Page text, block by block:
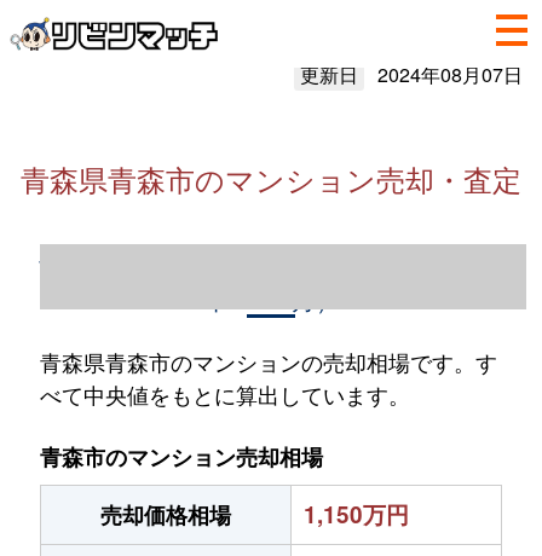
更新日 2024年08月07日
青森県青森市のマンション売却・査定
青森県青森市のマンション売却情報（2023
青森県青森市のマンションの売却相場です。す
べて中央値をもとに算出しています。
青森市のマンション売却相場
売却価格相場
1,150万円